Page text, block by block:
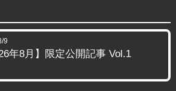
9
年8月】限定公開記事 Vol.1